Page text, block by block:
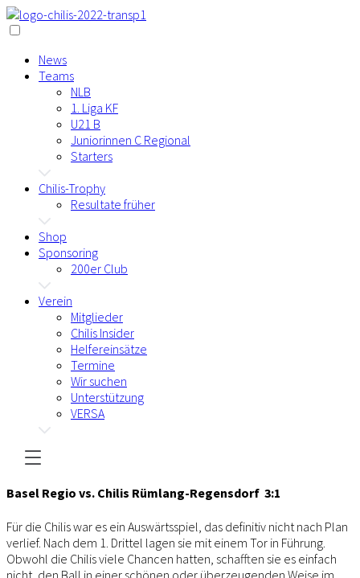
News
Teams
NLB
1. Liga KF
U21 B
Juniorinnen C Regional
Starters
Chilis-Trophy
Resultate früher
Shop
Sponsoring
200er Club
Verein
Mitglieder
Chilis Insider
Helfereinsätze
Termine
Wir suchen
Unterstützung
VERSA
Basel Regio vs. Chilis Rümlang-Regensdorf 3:1
Für die Chilis war es ein Auswärtsspiel, das definitiv nicht nach Plan
verlief. Nach dem 1. Drittel lagen sie mit einem Tor in Führung.
Obwohl die Chilis viele Chancen hatten, schafften sie es einfach
nicht, den Ball in einer schönen oder überzeugenden Weise im